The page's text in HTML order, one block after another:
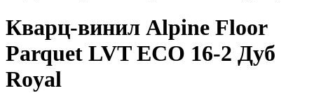
Кварц-винил Alpine Floor
Parquet LVT ECO 16-2 Дуб
Royal